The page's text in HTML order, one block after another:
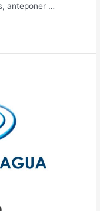
anteponer …